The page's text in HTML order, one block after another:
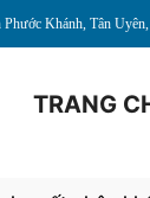
Phước Khánh, Tân
TRANG